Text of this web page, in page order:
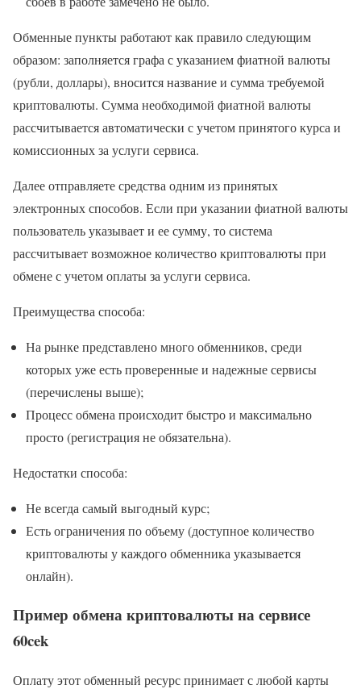
Обменные пункты работают как правило следующим
образом: заполняется графа с указанием фиатной валюты
(рубли, доллары), вносится название и сумма требуемой
криптовалюты. Сумма необходимой фиатной валюты
рассчитывается автоматически с учетом принятого курса и
комиссионных за услуги сервиса.
Далее отправляете средства одним из принятых
электронных способов. Если при указании фиатной валюты
пользователь указывает и ее сумму, то система
рассчитывает возможное количество криптовалюты при
обмене с учетом оплаты за услуги сервиса.
Преимущества способа:
На рынке представлено много обменников, среди
которых уже есть проверенные и надежные сервисы
(перечислены выше);
Процесс обмена происходит быстро и максимально
просто (регистрация не обязательна).
Недостатки способа:
Не всегда самый выгодный курс;
Есть ограничения по объему (доступное количество
криптовалюты у каждого обменника указывается
онлайн).
Пример обмена криптовалюты на сервисе
60cek
Оплату этот обменный ресурс принимает с любой карты